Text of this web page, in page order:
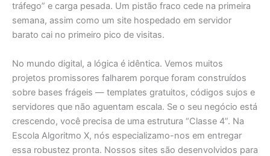
tráfego” e carga pesada. Um pistão fraco cede na primeira
semana, assim como um site hospedado em servidor
barato cai no primeiro pico de visitas.
No mundo digital, a lógica é idêntica. Vemos muitos
projetos promissores falharem porque foram construídos
sobre bases frágeis — templates gratuitos, códigos sujos e
servidores que não aguentam escala. Se o seu negócio está
crescendo, você precisa de uma estrutura “Classe 4”. Na
Escola Algoritmo X, nós especializamo-nos em entregar
essa robustez pronta. Nossos sites são desenvolvidos para